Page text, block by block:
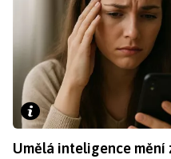
Umělá inteligence